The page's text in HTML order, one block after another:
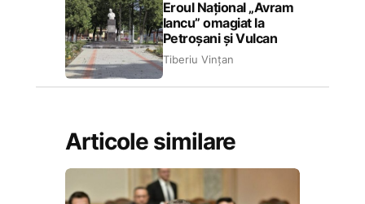
Eroul Național „Avram
Iancu” omagiat la
Petroșani și Vulcan
Tiberiu Vințan
Articole similare